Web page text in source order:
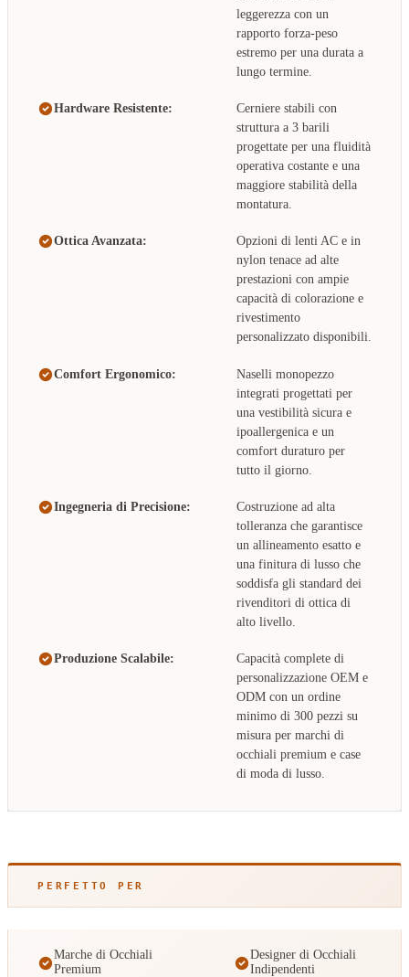
leggerezza con un
rapporto forza-peso
estremo per una durata a
lungo termine.
Hardware Resistente:
Cerniere stabili con
struttura a 3 barili
progettate per una fluidità
operativa costante e una
maggiore stabilità della
montatura.
Ottica Avanzata:
Opzioni di lenti AC e in
nylon tenace ad alte
prestazioni con ampie
capacità di colorazione e
rivestimento
personalizzato disponibili.
Comfort Ergonomico:
Naselli monopezzo
integrati progettati per
una vestibilità sicura e
ipoallergenica e un
comfort duraturo per
tutto il giorno.
Ingegneria di Precisione:
Costruzione ad alta
tolleranza che garantisce
un allineamento esatto e
una finitura di lusso che
soddisfa gli standard dei
rivenditori di ottica di
alto livello.
Produzione Scalabile:
Capacità complete di
personalizzazione OEM e
ODM con un ordine
minimo di 300 pezzi su
misura per marchi di
occhiali premium e case
di moda di lusso.
PERFETTO PER
Marche di Occhiali
Premium
Designer di Occhiali
Indipendenti